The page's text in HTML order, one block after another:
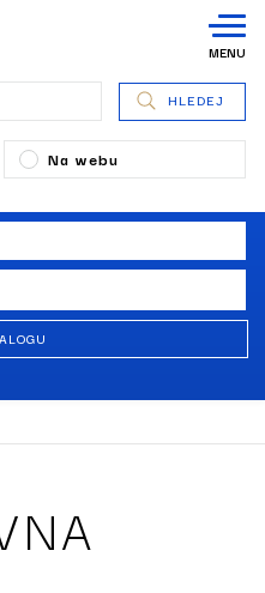
MENU
Na webu
HLEDEJ